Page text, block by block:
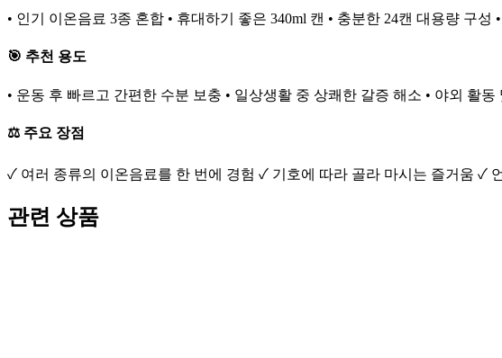
• 인기 이온음료 3종 혼합 • 휴대하기 좋은 340ml 캔 • 충분한 24캔 대용량 구성
🎯 추천 용도
• 운동 후 빠르고 간편한 수분 보충 • 일상생활 중 상쾌한 갈증 해소 • 야외 활
⚖️ 주요 장점
✓ 여러 종류의 이온음료를 한 번에 경험 ✓ 기호에 따라 골라 마시는 즐거움 ✓
관련 상품